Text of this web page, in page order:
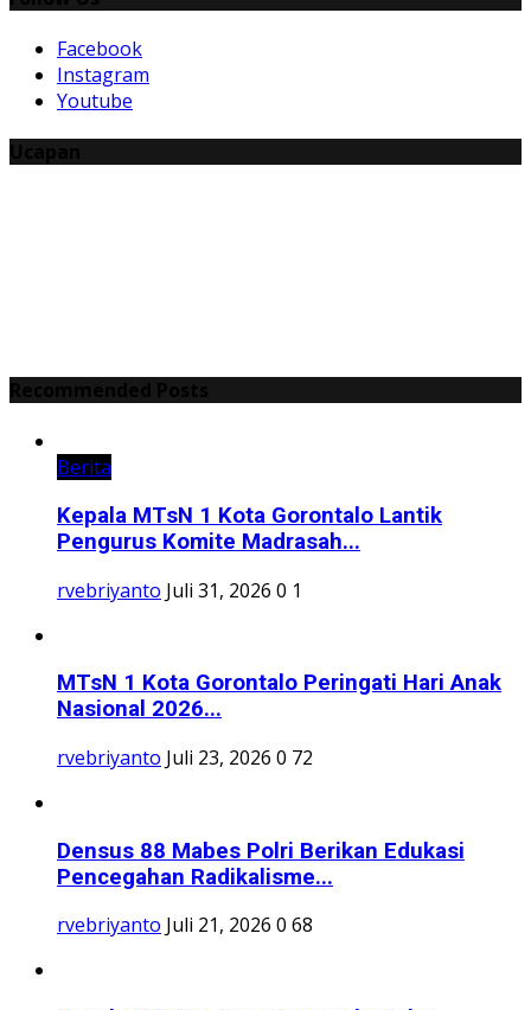
Facebook
Instagram
Youtube
Berita
Kepala MTsN 1 Kota Gorontalo Lantik
Pengurus Komite Madrasah...
rvebriyanto Juli 31, 2026 0 1
MTsN 1 Kota Gorontalo Peringati Hari Anak
Nasional 2026...
rvebriyanto Juli 23, 2026 0 72
Densus 88 Mabes Polri Berikan Edukasi
Pencegahan Radikalisme...
rvebriyanto Juli 21, 2026 0 68